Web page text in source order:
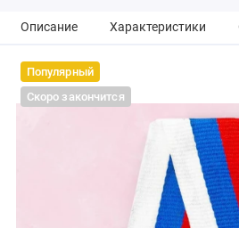
Описание Характеристики
Популярный
Скоро закончится